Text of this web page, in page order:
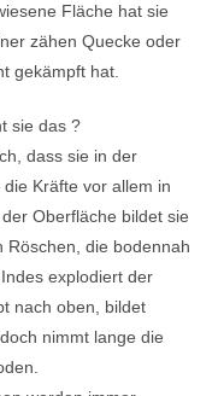
Fläche hat sie
zähen Quecke oder
gekämpft hat.
sie das ?
dass sie in der
Kräfte vor allem in
Oberfläche bildet sie
Röschen, die bodennah
explodiert der
nach oben, bildet
nimmt lange die